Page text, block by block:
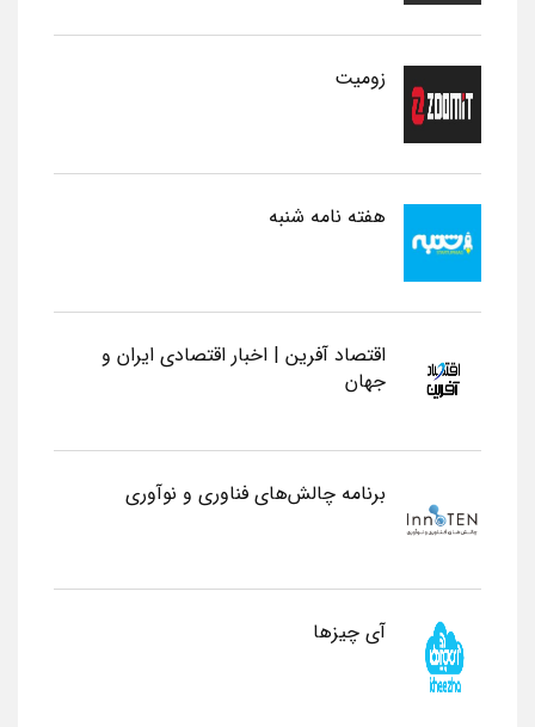
زومیت
هفته نامه شنبه
اقتصاد آفرین | اخبار اقتصادی ایران و
جهان
برنامه چالش‌های فناوری و نوآوری
آی چیزها